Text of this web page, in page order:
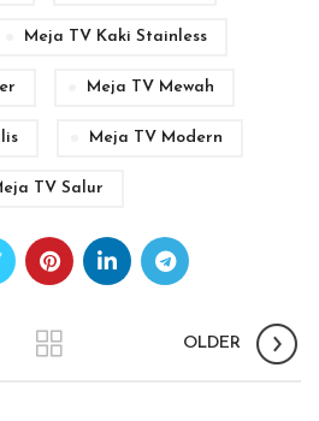
Meja TV Kaki Stainless
Meja TV Mewah
Meja TV Modern
TV Salur
OLDER